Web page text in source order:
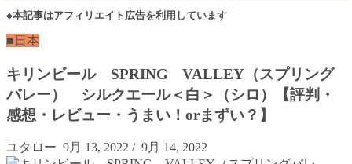
◆本記事はアフィリエイト広告を利用しています
■日本
キリンビール SPRING VALLEY（スプリング
バレー） シルクエール＜白＞（シロ）【評判・
感想・レビュー・うまい！orまずい？】
ユタロー 9月 13, 2022 / 9月 14, 2022